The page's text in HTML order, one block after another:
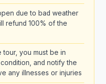
due to bad weather
refund 100% of the
tour, you must be in
and notify the
any illnesses or injuries